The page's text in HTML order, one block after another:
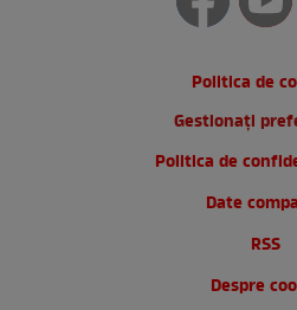
Politica de
Gestionați
Politica de
Date
RSS
Despre